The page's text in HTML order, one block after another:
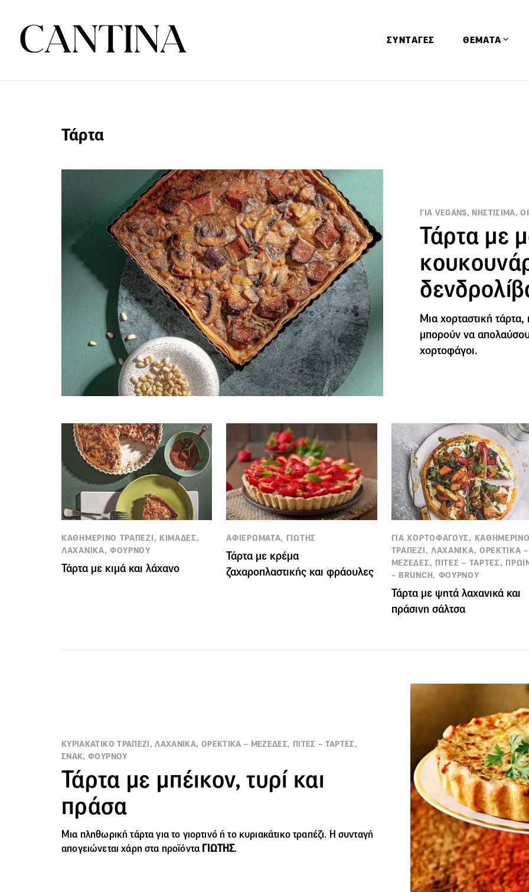
ΣΥΝΤΑΓΕΣ ΘΕΜΑΤΑ
Υγεία &
Τάρτα
ΓΙΑ VEGANS,
Τάρτα με
Μια χορταστική
μπορούν να
χορτοφάγοι.
ΚΑΘΗΜΕΡΙΝΟ ΤΡΑΠΕΖΙ, ΚΙΜΑΔΕΣ,
ΛΑΧΑΝΙΚΑ, ΦΟΥΡΝΟΥ
Τάρτα με κιμά και λάχανο
ΑΦΙΕΡΩΜΑΤΑ, ΓΙΩΤΗΣ
Τάρτα με κρέμα
ζαχαροπλαστικής και φράουλες
ΓΙΑ ΧΟΡΤΟΦΑΓΟΥΣ,
ΤΡΑΠΕΖΙ, ΛΑΧΑΝΙΚΑ, ΟΡΕΚΤΙΚΑ –
ΜΕΖΕΔΕΣ, ΠΙΤΕΣ – ΤΑΡΤΕΣ,
– BRUNCH, ΦΟΥΡΝΟΥ
Τάρτα με ψητά λαχανικά και
πράσινη σάλτσα
ΚΥΡΙΑΚΑΤΙΚΟ ΤΡΑΠΕΖΙ, ΛΑΧΑΝΙΚΑ, ΟΡΕΚΤΙΚΑ – ΜΕΖΕΔΕΣ, ΠΙΤΕΣ – ΤΑΡΤΕΣ,
ΣΝΑΚ, ΦΟΥΡΝΟΥ
Τάρτα με μπέικον, τυρί και
πράσα
Μια πληθωρική τάρτα για το γιορτινό ή το κυριακάτικο τραπέζι. Η συνταγή
απογειώνεται χάρη στα προϊόντα ΓΙΩΤΗΣ.